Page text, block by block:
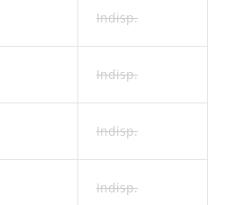
Indisp.
Indisp.
Indisp.
Indisp.